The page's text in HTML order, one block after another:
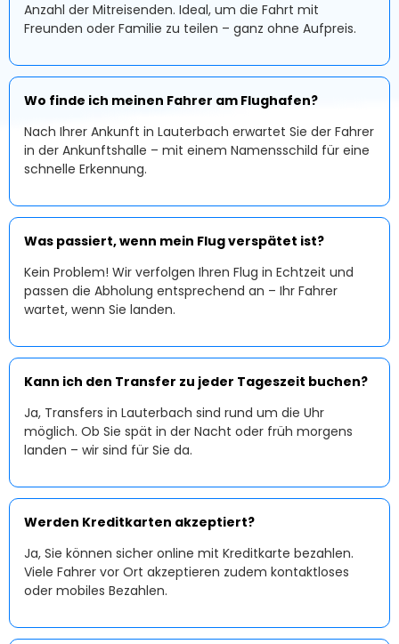
Anzahl der Mitreisenden. Ideal, um die Fahrt mit
Freunden oder Familie zu teilen – ganz ohne Aufpreis.
Wo finde ich meinen Fahrer am Flughafen?
Nach Ihrer Ankunft in Lauterbach erwartet Sie der Fahrer
in der Ankunftshalle – mit einem Namensschild für eine
schnelle Erkennung.
Was passiert, wenn mein Flug verspätet ist?
Kein Problem! Wir verfolgen Ihren Flug in Echtzeit und
passen die Abholung entsprechend an – Ihr Fahrer
wartet, wenn Sie landen.
Kann ich den Transfer zu jeder Tageszeit buchen?
Ja, Transfers in Lauterbach sind rund um die Uhr
möglich. Ob Sie spät in der Nacht oder früh morgens
landen – wir sind für Sie da.
Werden Kreditkarten akzeptiert?
Ja, Sie können sicher online mit Kreditkarte bezahlen.
Viele Fahrer vor Ort akzeptieren zudem kontaktloses
oder mobiles Bezahlen.